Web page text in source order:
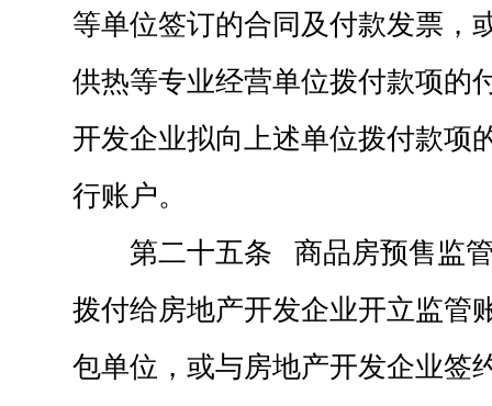
等单位签订的合同及付款发票，
供热等专业经营单位拨付款项的
开发企业拟向上述单位拨付款项
行账户。
第二十五条 商品房预售监
拨付给房地产开发企业开立监管
包单位，或与房地产开发企业签